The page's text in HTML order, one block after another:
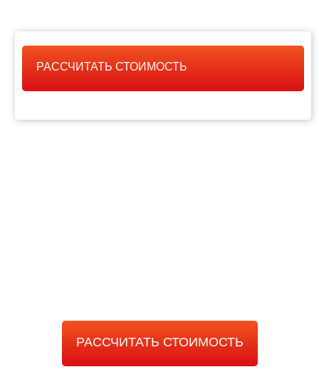
РАССЧИТАТЬ СТОИМОСТЬ
РАССЧИТАТЬ СТОИМОСТЬ